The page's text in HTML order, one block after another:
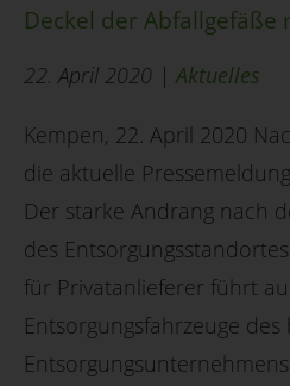
Deckel der Abfallgefäße
22. April 2020 |Aktuelles
Kempen, 22. April 2020
die aktuelle
Der starke Andrang nach
des
für Privatanlieferer führt
Entsorgungsfahrzeuge